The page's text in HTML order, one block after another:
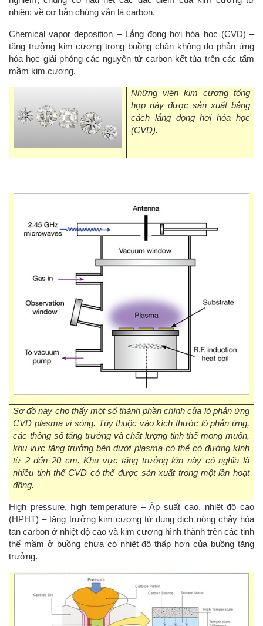
nhiên: về cơ bản chúng vẫn là carbon.
Chemical vapor deposition – Lắng đọng hơi hóa học (CVD) –
tăng trưởng kim cương trong buồng chân không do phản ứng
hóa học giải phóng các nguyên tử carbon kết tủa trên các tấm
mầm kim cương.
Những viên kim cương tổng
hợp này được sản xuất bằng
cách lắng đọng hơi hóa học
(CVD).
Sơ đồ này cho thấy một số thành phần chính của lò phản ứng
CVD plasma vi sóng. Tùy thuộc vào kích thước lò phản ứng,
các thông số tăng trưởng và chất lượng tinh thể mong muốn,
khu vực tăng trưởng bên dưới plasma có thể có đường kính
từ 2 đến 20 cm. Khu vực tăng trưởng lớn này có nghĩa là
nhiều tinh thể CVD có thể được sản xuất trong một lần hoạt
động.
High pressure, high temperature – Áp suất cao, nhiệt độ cao
(HPHT) – tăng trưởng kim cương từ dung dịch nóng chảy hòa
tan carbon ở nhiệt độ cao và kim cương hình thành trên các tinh
thể mầm ở buồng chứa có nhiệt độ thấp hơn của buồng tăng
trưởng.